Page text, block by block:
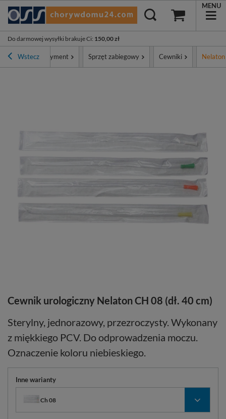
Do darmowej wysyłki brakuje Ci: 150,00 zł
MENU
WsteczAsortyment Sprzęt zabiegowy Cewniki Nelaton
Cewnik urologiczny Nelaton CH 08 (dł. 40 cm)
Sterylny, jednorazowy, przezroczysty. Wykonany
z miękkiego PCV. Do odprowadzenia moczu.
Oznaczenie koloru niebieskiego.
Inne warianty
Ch 08